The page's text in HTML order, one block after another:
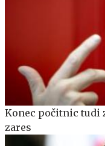
Konec počitnic tudi
zares